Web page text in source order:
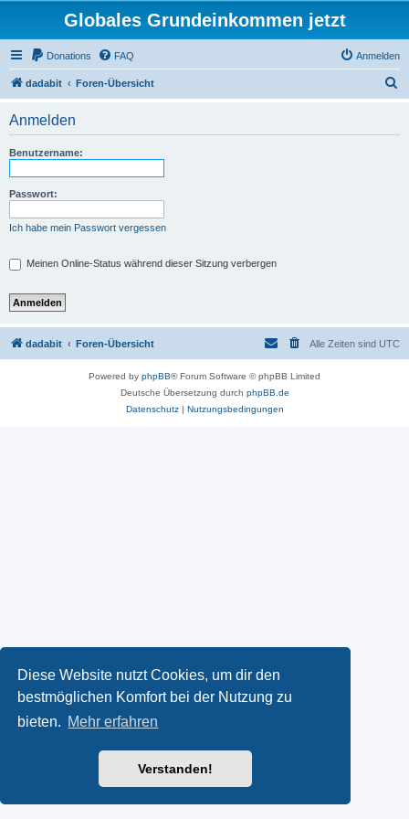
Diese Website nutzt Cookies, um dir den
bestmöglichen Komfort bei der Nutzung zu
bieten. Mehr erfahren
Verstanden!
Globales Grundeinkommen jetzt
Donations FAQ Anmelden
dadabit Foren-Übersicht
Anmelden
Benutzername:
Passwort:
Ich habe mein Passwort vergessen
Meinen Online-Status während dieser Sitzung verbergen
dadabit Foren-Übersicht Alle Zeiten sind UTC
Powered by phpBB® Forum Software © phpBB Limited
Deutsche Übersetzung durch phpBB.de
Datenschutz| Nutzungsbedingungen